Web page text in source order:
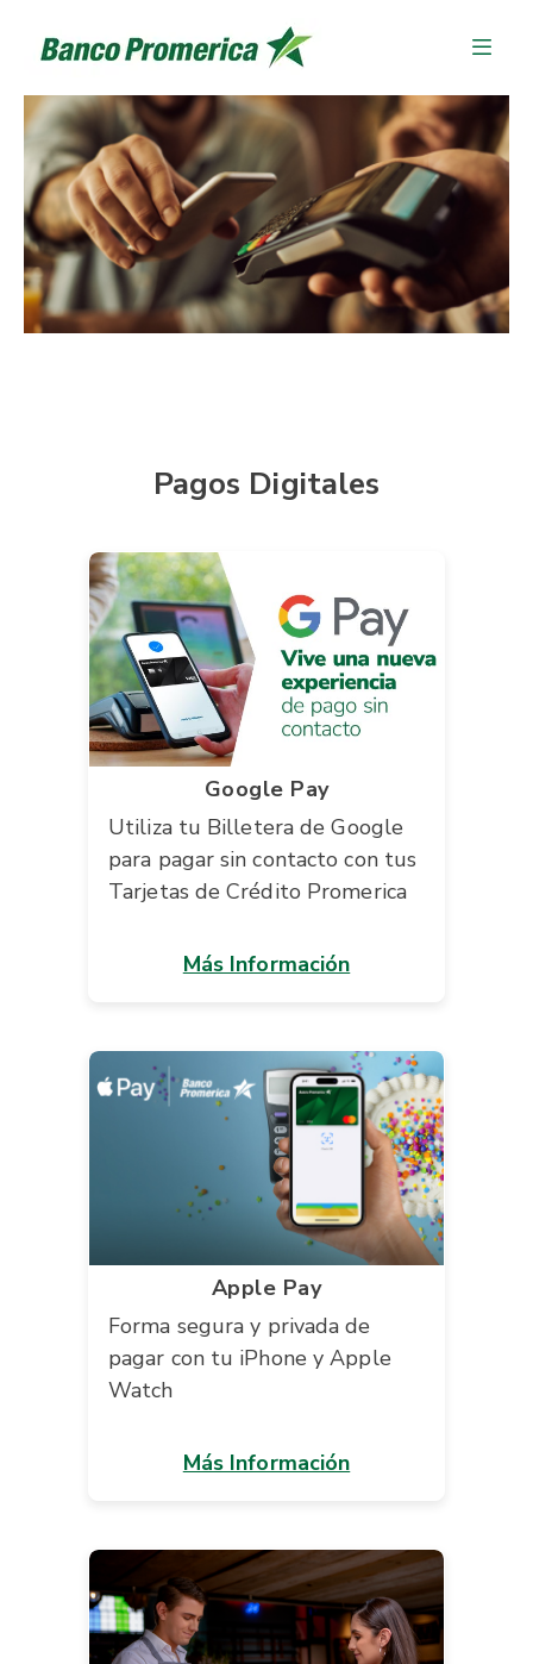
Pagos Digitales
Google Pay
Utiliza tu Billetera de Google
para pagar sin contacto con tus
Tarjetas de Crédito Promerica
Más Información
Apple Pay
Forma segura y privada de
pagar con tu iPhone y Apple
Watch
Más Información